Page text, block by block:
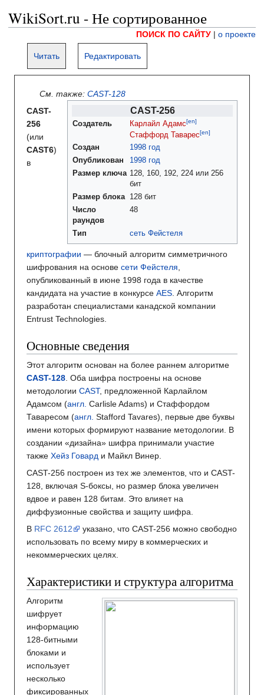
WikiSort.ru - Не сортированное
ПОИСК ПО САЙТУ | о проекте
Читать Редактировать
См. также:CAST-128
CAST-256
Создатель Карлайл Адамс[en]
Стаффорд Таварес[en]
Создан
1998 год
Опубликован
1998 год
Размер ключа 128, 160, 192, 224 или 256
бит
Размер блока
128 бит
Число
раундов
48
Тип сеть Фейстеля
CAST-
256
(или
CAST6)
в
криптографии — блочный алгоритм симметричного
шифрования на основе сети Фейстеля,
опубликованный в июне 1998 года в качестве
кандидата на участие в конкурсе AES. Алгоритм
разработан специалистами канадской компании
Entrust Technologies.
Основные сведения
Этот алгоритм основан на более раннем алгоритме
CAST-128. Оба шифра построены на основе
методологии CAST, предложенной Карлайлом
Адамсом (англ. Carlisle Adams) и Стаффордом
Таваресом (англ. Stafford Tavares), первые две буквы
имени которых формируют название методологии. В
создании «дизайна» шифра принимали участие
также Хейз Говард и Майкл Винер.
CAST-256 построен из тех же элементов, что и CAST-
128, включая S-боксы, но размер блока увеличен
вдвое и равен 128 битам. Это влияет на
диффузионные свойства и защиту шифра.
В RFC 2612
указано, что CAST-256 можно свободно
использовать по всему миру в коммерческих и
некоммерческих целях.
Характеристики и структура алгоритма
Алгоритм
шифрует
информацию
128-битными
блоками и
использует
несколько
фиксированных